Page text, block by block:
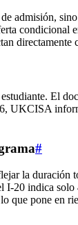
El
#
la
indica
que pone en